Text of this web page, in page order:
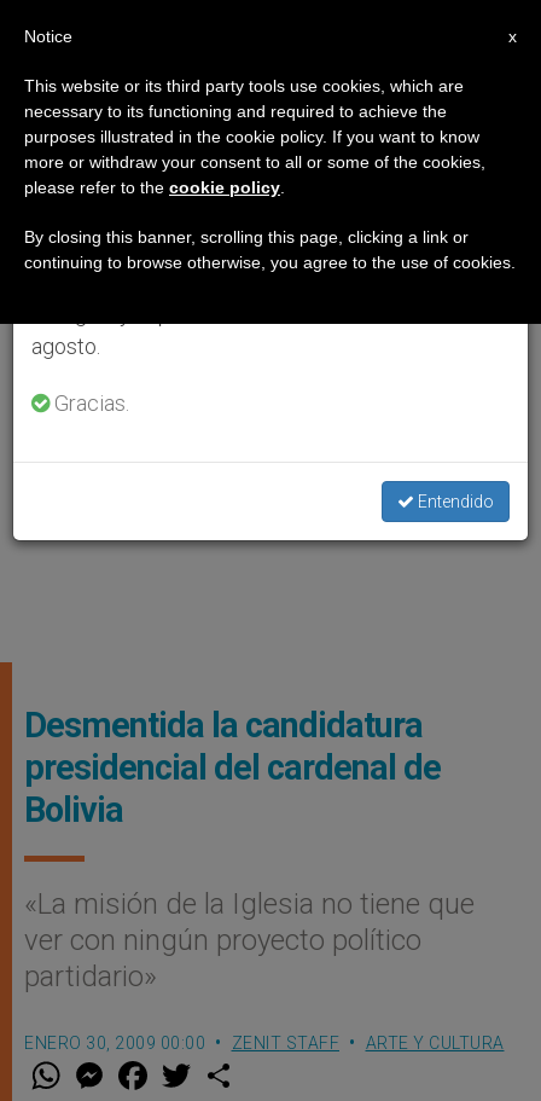
Desmentida la candidatura
presidencial del cardenal de
Bolivia
«La misión de la Iglesia no tiene que
ver con ningún proyecto político
partidario»
ENERO 30, 2009 00:00 ZENIT STAFF ARTE Y CULTURA
W M
e
F
a w
×
Aviso importante
Del 27 de julio al 7 de agosto haremos la pausa
anual, aprovechando que en el periodo de verano
se generan menos informaciones y también el
agosto.
Gracias.
Entendido
x
Notice
This website or its third party tools use cookies, which are
necessary to its functioning and required to achieve the
purposes illustrated in the cookie policy. If you want to know
more or withdraw your consent to all or some of the cookies,
please refer to the cookie policy
By closing this banner, scrolling this page, clicking a link or
continuing to browse otherwise, you agree to the use of cookies.